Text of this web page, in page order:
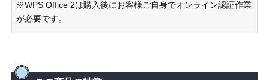
※WPS Office 2は購入後にお客様ご自身でオンライン認証作業
が必要です。